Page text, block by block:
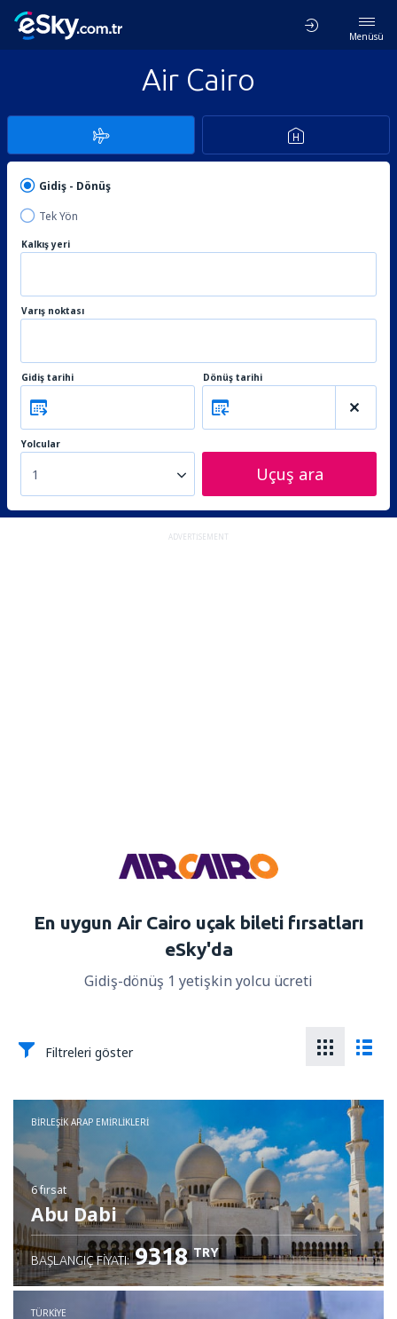
Menüsü
Air Cairo
Gidiş - Dönüş
Tek Yön
Kalkış yeri
Varış noktası
Gidiş tarihi Dönüş tarihi
Yolcular
1 Uçuş ara
ADVERTISEMENT
En uygun Air Cairo uçak bileti fırsatları
eSky'da
Gidiş-dönüş 1 yetişkin yolcu ücreti
Filtreleri göster
BIRLEŞIK ARAP EMIRLIKLERI
6 fırsat
Abu Dabi
BAŞLANGIÇ FIYATI: 9318 TRY
TÜRKIYE